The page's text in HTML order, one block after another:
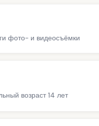
фото- и видеосъёмки
возраст 14 лет